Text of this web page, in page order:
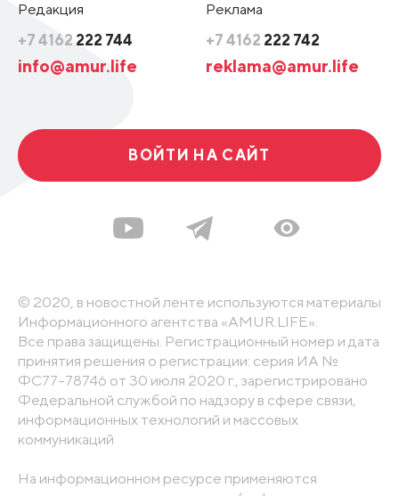
Редакция
+7 4162 222 744
info@amur.life
Реклама
+7 4162 222 742
reklama@amur.life
ВОЙТИ НА САЙТ
© 2020, в новостной ленте используются материалы
Информационного агентства «AMUR.LIFE».
Все права защищены. Регистрационный номер и дата
принятия решения о регистрации: серия ИА №
ФС77-78746 от 30 июля 2020 г., зарегистрировано
Федеральной службой по надзору в сфере связи,
информационных технологий и массовых
коммуникаций
На информационном ресурсе применяются